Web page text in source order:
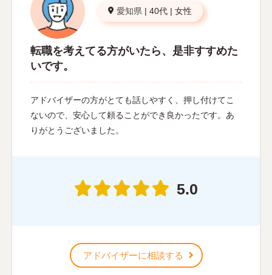
愛知県 | 40代 | 女性
転職を考えてる方がいたら、是非すすめた
いです。
アドバイザーの方がとても話しやすく、押し付けてこ
ないので、安心して頼ることができ良かったです。あ
りがとうございました。
5.0
アドバイザーに相談する